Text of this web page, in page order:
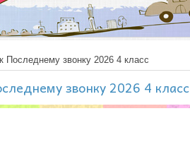
Последнему звонку 2026 4 класс
звонку 2026 4 класс